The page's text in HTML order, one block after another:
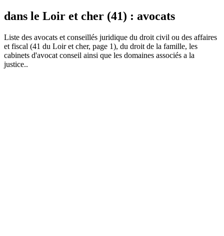
dans le Loir et cher (41) : avocats
Liste des avocats et conseillés juridique du droit civil ou des affaires
et fiscal (41 du Loir et cher, page 1), du droit de la famille, les
cabinets d'avocat conseil ainsi que les domaines associés a la
justice..